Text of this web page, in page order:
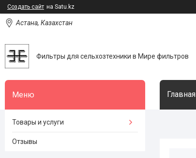
Создать сайт на Satu.kz
Астана, Казахстан
Фильтры для сельхозтехники в Мире фильтров
Главная
Товары и услуги
Отзывы